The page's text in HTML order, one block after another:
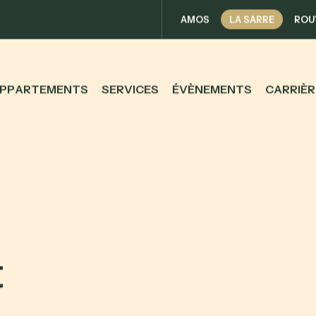
AMOS LA SARRE
PARTEMENTS SERVICES ÉVÈNEMENTS CARRIÈR